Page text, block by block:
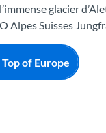
glacier
Alpes Suisses
of Europe